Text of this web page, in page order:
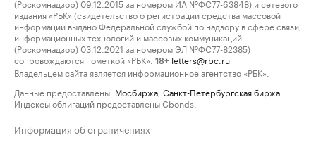
(Роскомнадзор) 09.12.2015 за номером ИА №ФС77-63848) и сетевого
издания «РБК» (свидетельство о регистрации средства массовой
информации выдано Федеральной службой по надзору в сфере связи,
информационных технологий и массовых коммуникаций
(Роскомнадзор) 03.12.2021 за номером ЭЛ №ФС77-82385)
сопровождаются пометкой «РБК».
18+ letters@rbc.ru
Владельцем сайта является информационное агентство «РБК».
Данные предоставлены: Мосбиржа Санкт-Петербургская биржа
Индексы облигаций предоставлены Cbonds.
Информация об ограничениях